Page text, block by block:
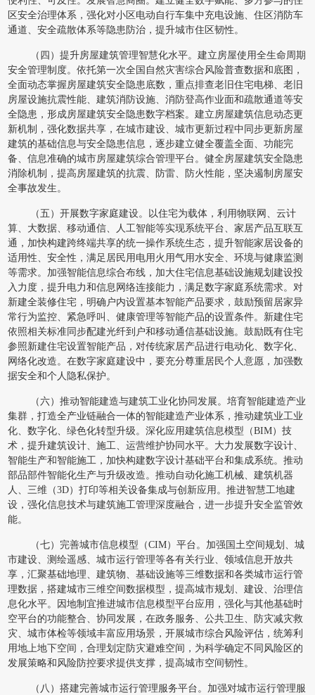
区安全治理体系，强化对小区电动自行车集中充电设施、住区消防车
通道、安全疏散体系等隐患防治，提升城市住区韧性。
（四）提升房屋建筑管理智慧化水平。建立房屋使用全生命周期
安全管理制度。依托第一次全国自然灾害综合风险普查数据和底图，
全面动态掌握房屋建筑安全隐患底数，重点排查老旧住宅电梯、老旧
房屋设施抗震性能、建筑消防设施、消防登高作业面和疏散通道等安
全隐患，形成房屋建筑安全隐患数字档案。建立房屋建筑信息动态更
新机制，强化数据共享，在城市建设、城市更新过程中同步更新房屋
建筑的基础信息与安全隐患信息，逐步建立健全覆盖全面、功能完
备、信息准确的城市房屋建筑综合管理平台。健全房屋建筑安全隐患
消除机制，提高房屋建筑的抗震、防雷、防火性能，坚决遏制房屋安
全事故发生。
（五）开展数字家庭建设。以住宅为载体，利用物联网、云计
算、大数据、移动通信、人工智能等实现系统平台、家居产品互联互
通，加快构建跨终端共享的统一操作系统生态，提升智能家居设备的
适用性、安全性，满足居民用电用火用气用水安全、环境与健康监测
等需求。加强智能信息综合布线，加大住宅信息基础设施规划建设投
入力度，提升电力和信息网络连接能力，满足数字家庭系统需求。对
新建全装修住宅，明确户内设置基本智能产品要求，鼓励预留居家异
常行为监控、紧急呼叫、健康管理等智能产品的设置条件。新建住宅
依照相关标准同步配建光纤到户和移动通信基础设施。鼓励既有住宅
参照新建住宅设置智能产品，对传统家居产品进行电动化、数字化、
网络化改造。在数字家庭建设中，要充分尊重居民个人意愿，加强数
据安全和个人隐私保护。
（六）推动智能建造与建筑工业化协同发展。培育智能建造产业
集群，打造全产业链融合一体的智能建造产业体系，推动建筑业工业
化、数字化、绿色化转型升级。深化应用建筑信息模型（BIM）技
术，提升建筑设计、施工、运营维护协同水平。大力发展数字设计、
智能生产和智能施工，加快构建数字设计基础平台和集成系统。推动
部品部件智能化生产与升级改造。推动自动化施工机械、建筑机器
人、三维（3D）打印等相关设备集成与创新应用。推进智慧工地建
设，强化信息技术与建筑施工管理深度融合，进一步提升安全监管效
能。
（七）完善城市信息模型（CIM）平台。加强国土空间规划、城
市建设、测绘遥感、城市运行管理等各有关行业、领域信息开放共
享，汇聚基础地理、建筑物、基础设施等三维数据和各类城市运行管
理数据，搭建城市三维空间数据模型，提高城市规划、建设、治理信
息化水平。因地制宜推进城市信息模型平台应用，强化与其他基础时
空平台的功能整合、协同发展，在政务服务、公共卫生、防灾减灾救
灾、城市体检等领域丰富应用场景，开展城市综合风险评估，统筹利
用地上地下空间，合理划定防灾避难空间，为科学确定不同风险区的
发展策略和风险防控要求提供支撑，提高城市空间韧性。
（八）搭建完善城市运行管理服务平台。加强对城市运行管理服